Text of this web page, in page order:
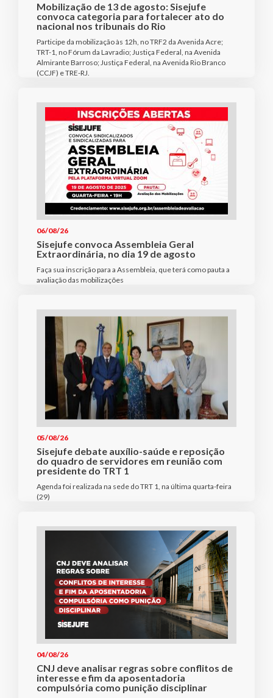
Mobilização de 13 de agosto: Sisejufe
convoca categoria para fortalecer ato do
nacional nos tribunais do Rio
Participe da mobilização às 12h, no TRF2 da Avenida Acre;
TRT-1, no Fórum da Lavradio; Justiça Federal, na Avenida
Almirante Barroso; Justiça Federal, na Avenida Rio Branco
(CCJF) e TRE-RJ.
06/08/26
Sisejufe convoca Assembleia Geral
Extraordinária, no dia 19 de agosto
Faça sua inscrição para a Assembleia, que terá como pauta a
avaliação das mobilizações
05/08/26
Sisejufe debate auxílio-saúde e reposição
do quadro de servidores em reunião com
presidente do TRT 1
Agenda foi realizada na sede do TRT 1, na última quarta-feira
(29)
04/08/26
CNJ deve analisar regras sobre conflitos de
interesse e fim da aposentadoria
compulsória como punição disciplinar